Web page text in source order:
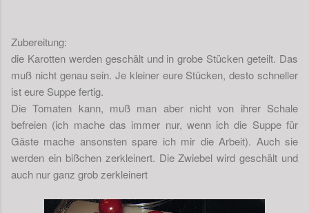
Zubereitung:
die Karotten werden geschält und in grobe Stücken geteilt. Das
muß nicht genau sein. Je kleiner eure Stücken, desto schneller
ist eure Suppe fertig.
Die Tomaten kann, muß man aber nicht von ihrer Schale
befreien (ich mache das immer nur, wenn ich die Suppe für
Gäste mache ansonsten spare ich mir die Arbeit). Auch sie
werden ein bißchen zerkleinert. Die Zwiebel wird geschält und
auch nur ganz grob zerkleinert